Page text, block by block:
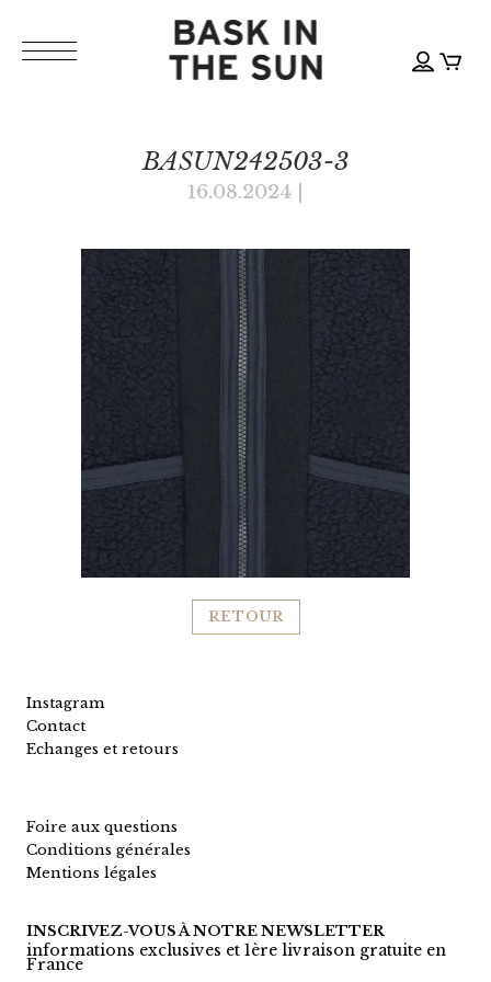
BASUN242503-3
16.08.2024
RETOUR
Instagram
Contact
Echanges et retours
Foire aux questions
Conditions générales
Mentions légales
INSCRIVEZ-VOUS À NOTRE NEWSLETTER
informations exclusives et 1ère livraison gratuite en
France